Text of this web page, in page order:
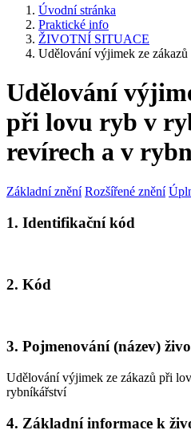
Úvodní stránka
Praktické info
ŽIVOTNÍ SITUACE
Udělování výjimek ze
Udělování
při lovu ryb v
revírech a v
Základní znění Rozšířené znění
1. Identifikační kód
2. Kód
3. Pojmenování (název)
Udělování výjimek ze zákazů při
rybníkářství
4. Základní informace k